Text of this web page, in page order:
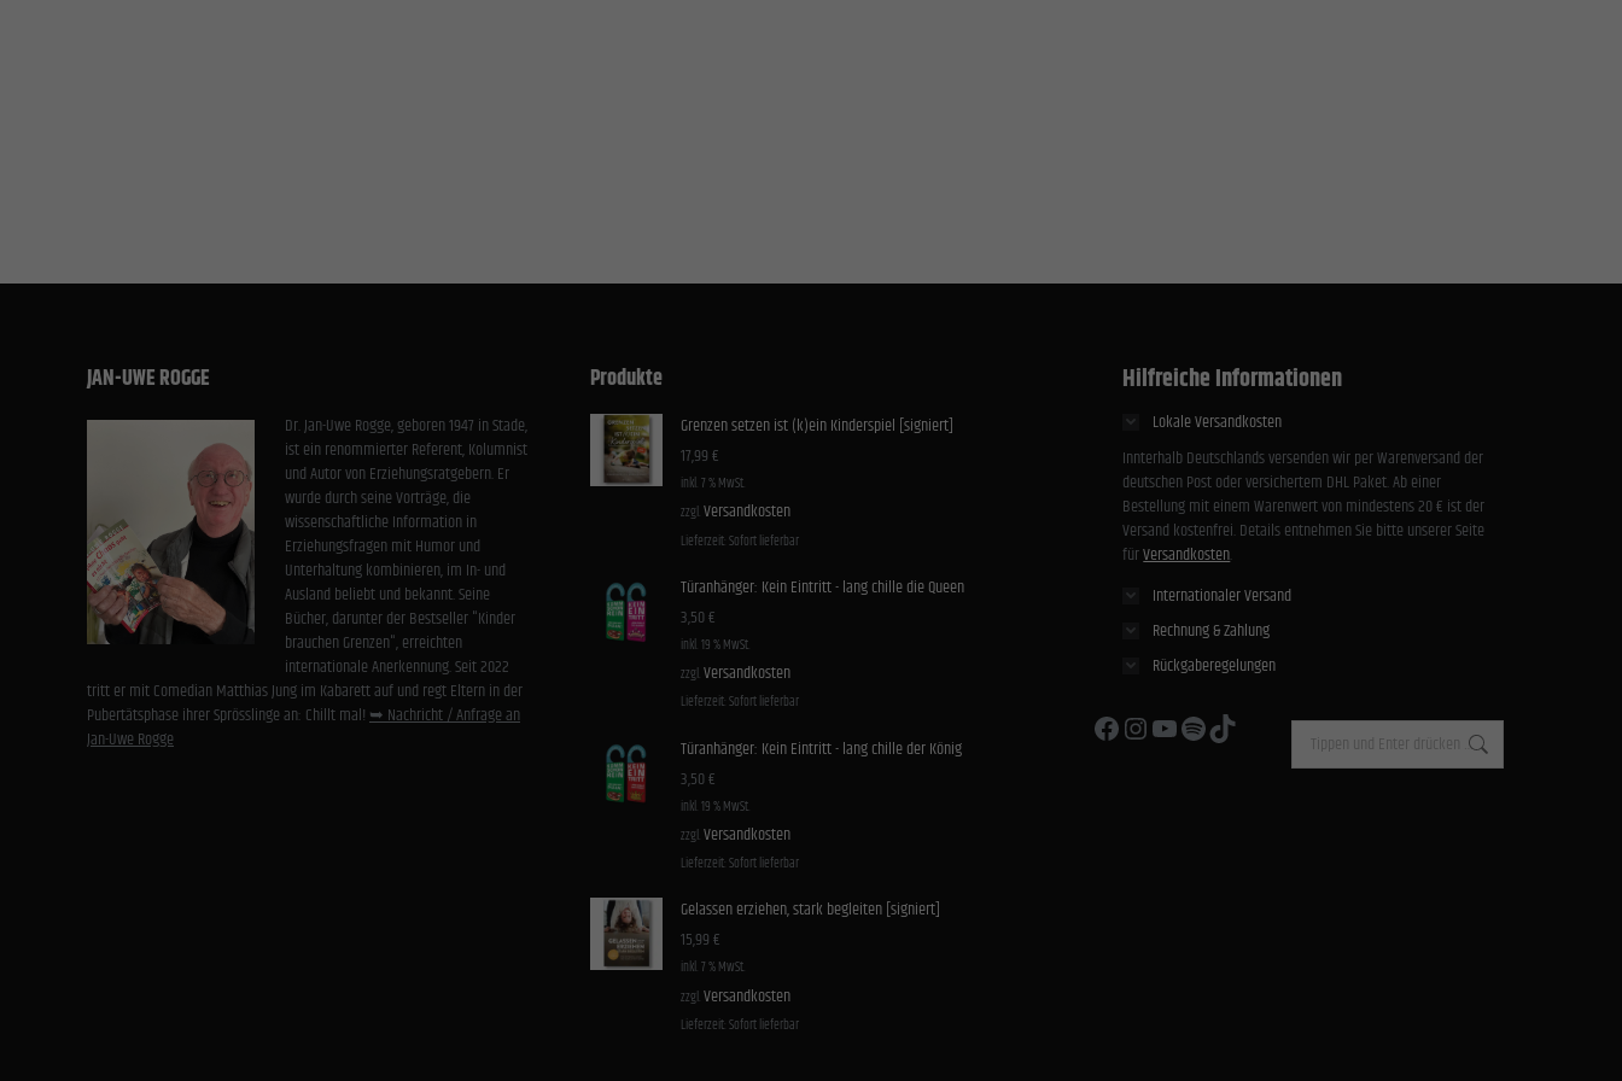
JAN-UWE ROGGE
Dr. Jan-Uwe Rogge, geboren 1947 in Stade,
ist ein renommierter Referent, Kolumnist
und Autor von Erziehungsratgebern. Er
wurde durch seine Vorträge, die
wissenschaftliche Information in
Erziehungsfragen mit Humor und
Unterhaltung kombinieren, im In- und
Ausland beliebt und bekannt. Seine
Bücher, darunter der Bestseller "Kinder
brauchen Grenzen", erreichten
internationale Anerkennung. Seit 2022
tritt er mit Comedian Matthias Jung im Kabarett auf und regt Eltern in der
Pubertätsphase ihrer Sprösslinge an: Chillt mal!➥ Nachricht / Anfrage an
Jan-Uwe Rogge
Produkte
Grenzen setzen ist (k)ein Kinderspiel [signiert]
17,99€
inkl. 7 % MwSt.
zzgl. Versandkosten
Lieferzeit: Sofort lieferbar
Türanhänger: Kein Eintritt - lang chille die Queen
3,50€
inkl. 19 % MwSt.
zzgl. Versandkosten
Lieferzeit: Sofort lieferbar
Türanhänger: Kein Eintritt - lang chille der König
3,50€
inkl. 19 % MwSt.
zzgl. Versandkosten
Lieferzeit: Sofort lieferbar
Gelassen erziehen, stark begleiten [signiert]
15,99€
inkl. 7 % MwSt.
zzgl. Versandkosten
Lieferzeit: Sofort lieferbar
Hilfreiche Informationen
Lokale Versandkosten
Innterhalb Deutschlands versenden wir per Warenversand der
deutschen Post oder versichertem DHL Paket. Ab einer
Bestellung mit einem Warenwert von mindestens 20 € ist der
Versand kostenfrei. Details entnehmen Sie bitte unserer Seite
fürVersandkosten.
Internationaler Versand
Rechnung & Zahlung
Rückgaberegelungen
Facebook
Instagram
YouTube
Spotify
TikTok
Inhalte von Videoplattformen und Social-Media-Plattformen werden standardmäßig blockiert. Wenn Cookies von externen
Medien akzeptiert werden, bedarf der Zugriff auf diese Inhalte keiner manuellen Einwilligung mehr.
Impressum